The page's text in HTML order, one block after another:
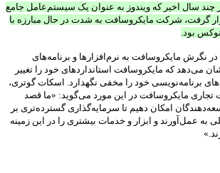
چند سال اخیر که ویندوز به عنوان یک سیستم‌عامل جامع
گرفت، شرکت مایکروسافت به شدت در حال مبارزه با
بود.
نگرش مایکروسافت به نرم‌افزارها و برنامه‌های
می‌دهد که مایکروسافت استانداردهای خود را تغییر
برنامه‌نویسی خود را مخفی نگهدارد. اسکات گوتری،
تجاری مایکروسافت در این مورد می‌گوید: «ما قصد
امکان دهیم تا سرمایه‌گذاری گسترده‌تری بر
به عمل‌آورند و ابزار و خدمات بیشتری را در این زمینه